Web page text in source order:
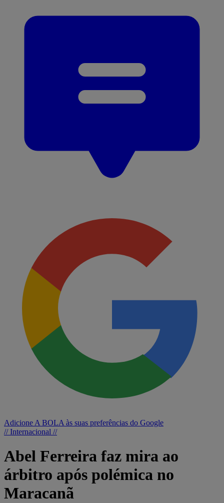
Adicione A BOLA às suas preferências do Google
// Internacional //
Abel Ferreira faz mira ao
árbitro após polémica no
Maracanã